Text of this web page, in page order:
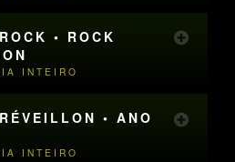
• ROCK
INTEIRO
• ANO
INTEIRO